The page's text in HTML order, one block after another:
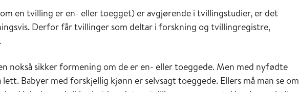
en tvilling er en- eller toegget) er avgjørende i tvillingstudier, er det
Derfor får tvillinger som deltar i forskning og tvillingregistre,
nokså sikker formening om de er en- eller toeggede. Men med nyfødte
Babyer med forskjellig kjønn er selvsagt toeggede. Ellers må man se om